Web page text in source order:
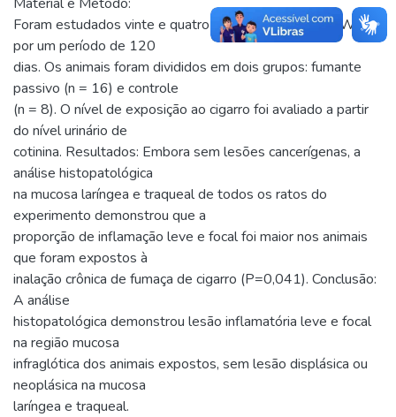
Foram estudados vinte e quatro ratos jovens da raça Wistar
por um período de 120
dias. Os animais foram divididos em dois grupos: fumante
passivo (n = 16) e controle
(n = 8). O nível de exposição ao cigarro foi avaliado a partir
do nível urinário de
cotinina. Resultados: Embora sem lesões cancerígenas, a
análise histopatológica
na mucosa laríngea e traqueal de todos os ratos do
experimento demonstrou que a
proporção de inflamação leve e focal foi maior nos animais
que foram expostos à
inalação crônica de fumaça de cigarro (P=0,041). Conclusão:
A análise
histopatológica demonstrou lesão inflamatória leve e focal
na região mucosa
infraglótica dos animais expostos, sem lesão displásica ou
neoplásica na mucosa
laríngea e traqueal.